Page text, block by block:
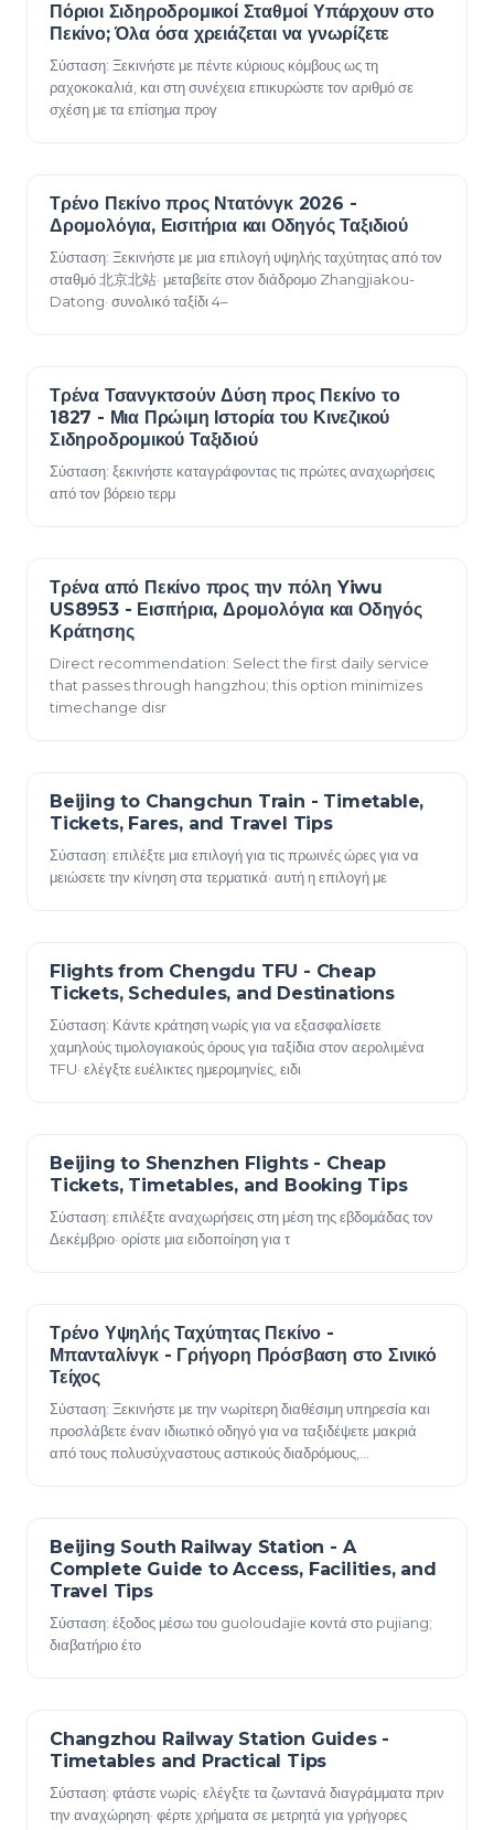
23 Δεκεμβρίου 2025
Πόριοι Σιδηροδρομικοί Σταθμοί Υπάρχουν στο
Πεκίνο; Όλα όσα χρειάζεται να γνωρίζετε
Σύσταση: Ξεκινήστε με πέντε κύριους κόμβους ως τη
ραχοκοκαλιά, και στη συνέχεια επικυρώστε τον αριθμό σε
σχέση με τα επίσημα προγ
23 Δεκεμβρίου 2025
Τρένο Πεκίνο προς Ντατόνγκ 2026 -
Δρομολόγια, Εισιτήρια και Οδηγός Ταξιδιού
Σύσταση: Ξεκινήστε με μια επιλογή υψηλής ταχύτητας από τον
σταθμό 北京北站· μεταβείτε στον διάδρομο Zhangjiakou-
Datong· συνολικό ταξίδι 4–
23 Δεκεμβρίου 2025
Τρένα Τσανγκτσούν Δύση προς Πεκίνο το
1827 - Μια Πρώιμη Ιστορία του Κινεζικού
Σιδηροδρομικού Ταξιδιού
Σύσταση: ξεκινήστε καταγράφοντας τις πρώτες αναχωρήσεις
από τον βόρειο τερμ
23 Δεκεμβρίου 2025
Τρένα από Πεκίνο προς την πόλη Yiwu
US8953 - Εισιτήρια, Δρομολόγια και Οδηγός
Κράτησης
Direct recommendation: Select the first daily service
that passes through hangzhou; this option minimizes
timechange disr
23 Δεκεμβρίου 2025
Beijing to Changchun Train - Timetable,
Tickets, Fares, and Travel Tips
Σύσταση: επιλέξτε μια επιλογή για τις πρωινές ώρες για να
μειώσετε την κίνηση στα τερματικά· αυτή η επιλογή με
23 Δεκεμβρίου 2025
Flights from Chengdu TFU - Cheap
Tickets, Schedules, and Destinations
Σύσταση: Κάντε κράτηση νωρίς για να εξασφαλίσετε
χαμηλούς τιμολογιακούς όρους για ταξίδια στον αερολιμένα
TFU· ελέγξτε ευέλικτες ημερομηνίες, ειδι
23 Δεκεμβρίου 2025
Beijing to Shenzhen Flights - Cheap
Tickets, Timetables, and Booking Tips
Σύσταση: επιλέξτε αναχωρήσεις στη μέση της εβδομάδας τον
Δεκέμβριο· ορίστε μια ειδοποίηση για τ
23 Δεκεμβρίου 2025
Τρένο Υψηλής Ταχύτητας Πεκίνο -
Μπανταλίνγκ - Γρήγορη Πρόσβαση στο Σινικό
Τείχος
Σύσταση: Ξεκινήστε με την νωρίτερη διαθέσιμη υπηρεσία και
προσλάβετε έναν ιδιωτικό οδηγό για να ταξιδέψετε μακριά
από τους πολυσύχναστους αστικούς διαδρόμους,
23 Δεκεμβρίου 2025
Beijing South Railway Station - A
Complete Guide to Access, Facilities, and
Travel Tips
Σύσταση: έξοδος μέσω του guoloudajie κοντά στο pujiang;
διαβατήριο έτο
23 Δεκεμβρίου 2025
Changzhou Railway Station Guides -
Timetables and Practical Tips
Σύσταση: φτάστε νωρίς· ελέγξτε τα ζωντανά διαγράμματα πριν
την αναχώρηση· φέρτε χρήματα σε μετρητά για γρήγορες